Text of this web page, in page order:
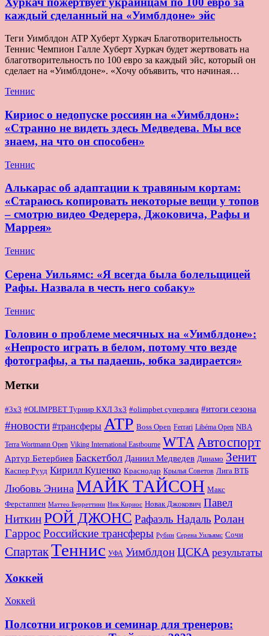
каждый сделанный на «Уимблдоне» эйс
Теги Уимблдон ATP Хуберт Хуркач Благотворительность
Теннис Чемпион Галле Хуберт Хуркач будет жертвовать на
благотворительность по 100 евро за каждый эйс, который он
сделает на «Уимблдоне». «Хочу объявить, что начиная…
Теннис
Кириос о недопуске россиян на «Уимблдон»:
«Странно не видеть здесь Медведева. Мы все
знаем, на что он способен»
Теннис
Алькарас об адаптации к травяным кортам:
«Стараюсь копировать некоторые вещи у топов
– смотрю видео Федерера, Джоковича, Рафы и
Маррея»
Теннис
Серена Уильямс: «Я всегда была болельщицей
Рафы. Назвала в честь него собаку»
Теннис
Головин о проблеме месячных на «Уимблдоне»:
«Непросто играть в белом, потому что везде
фотографы, а ты падаешь, юбка задирается»
Метки
#3x3 #OLIMPBET Турнир КХЛ 3x3 #olimpbet суперлига #итоги сезона
#новости #трансферы ATP Boss Open Ferrari Libéma Open NBA
Terra Wortmann Open Viking International Eastbourne WTA Автоспорт
Артур Бетербиев Баскетбол Даниил Медведев Динамо Зенит
Каспер Рууд Кирилл Куценко Краснодар Крылья Советов Лига ВТБ
Любовь Энина МАЙК ТАЙСОН Макс
Ферстаппен Маттео Берреттини Ник Кириос Новак Джокович Павел
НиткинРОЙ ДЖОНС Рафаэль Надаль Ролан
Гаррос Российские трансферы Рубин Серена Уильямс Сочи
СпартакТеннис УФА УимблдонЦСКА результаты
Хоккей
Хоккей
Полсотни игроков и семинар для тренеров: